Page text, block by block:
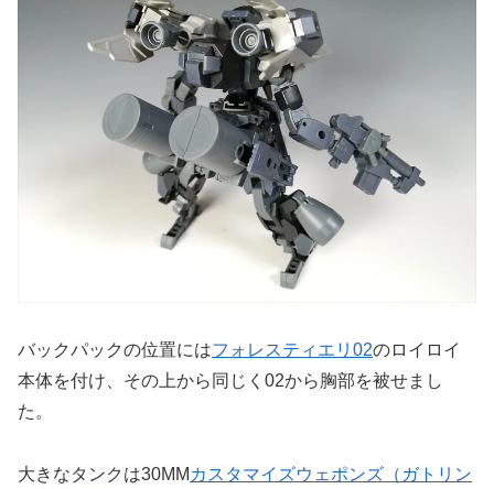
バックパックの位置にはフォレスティエリ02のロイロイ
本体を付け、その上から同じく02から胸部を被せまし
た。
大きなタンクは30MM カスタマイズウェポンズ（ガトリン